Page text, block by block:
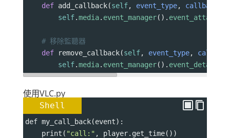
def add_callback(self, event_type, callback
self.media. event_manager(). event_attach
# 移除監聽器
def
remove_callback(self, event_type, callback
self.media. event_manager(). event_detach
使用VLC.py
Shell
def my_call_back(event):
    print(
"call:" , player.get_time())